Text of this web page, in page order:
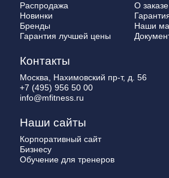
Распродажа
Новинки
Бренды
Гарантия лучшей цены
О заказе
Наши
Контакты
Москва, Нахимовский пр-т, д. 56
+7 (495) 956 50 00
info@mfitness.ru
Наши сайты
Корпоративный сайт
Бизнесу
Обучение для тренеров